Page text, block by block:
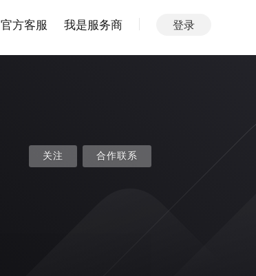
官方客服 我是服务商 登录
关注 合作联系